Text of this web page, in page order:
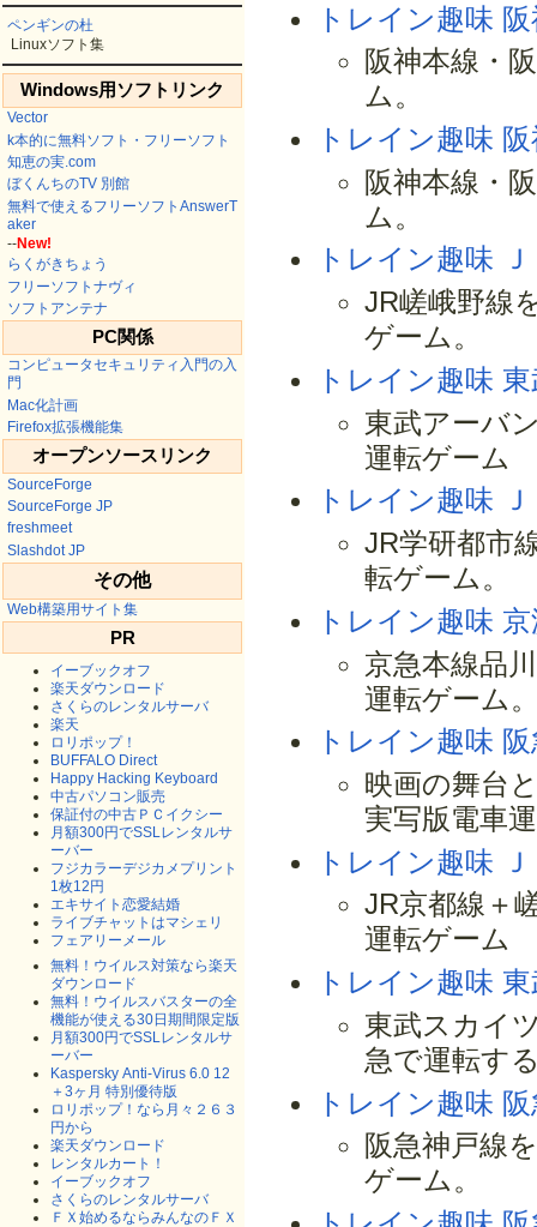
ペンギンの杜
Linuxソフト集
Windows用ソフトリンク
Vector
k本的に無料ソフト・フリーソフト
知恵の実.com
ぼくんちのTV 別館
無料で使えるフリーソフトAnswerT
aker
--New!
らくがきちょう
フリーソフトナヴィ
ソフトアンテナ
PC関係
コンピュータセキュリティ入門の入
門
Mac化計画
Firefox拡張機能集
オープンソースリンク
SourceForge
SourceForge JP
freshmeet
Slashdot JP
その他
Web構築用サイト集
PR
イーブックオフ
楽天ダウンロード
さくらのレンタルサーバ
楽天
ロリポップ！
BUFFALO Direct
Happy Hacking Keyboard
中古パソコン販売
保証付の中古ＰＣイクシー
月額300円でSSLレンタルサ
ーバー
フジカラーデジカメプリント
1枚12円
エキサイト恋愛結婚
ライブチャットはマシェリ
フェアリーメール
無料！ウイルス対策なら楽天
ダウンロード
無料！ウイルスバスターの全
機能が使える30日期間限定版
月額300円でSSLレンタルサ
ーバー
Kaspersky Anti-Virus 6.0 12
＋3ヶ月 特別優待版
ロリポップ！なら月々２６３
円から
楽天ダウンロード
レンタルカート！
イーブックオフ
さくらのレンタルサーバ
ＦＸ始めるならみんなのＦＸ
トレイン趣味
阪神本線・
ム。
トレイン趣味
阪神本線・
ム。
トレイン趣味
JR嵯峨野線
ゲーム。
トレイン趣味
東武アーバ
運転ゲーム
トレイン趣味
JR学研都市
転ゲーム。
トレイン趣味
京急本線品
運転ゲーム
トレイン趣味
映画の舞台
実写版電車
トレイン趣味
JR京都線＋
運転ゲーム
トレイン趣味
東武スカイ
急で運転す
トレイン趣味
阪急神戸線
ゲーム。